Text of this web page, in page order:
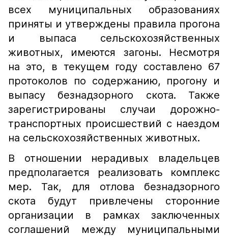
всех муниципальных образованиях
приняты и утверждены правила прогона
и выпаса сельскохозяйственных
животных, имеются загоны. Несмотря
на это, в текущем году составлено 67
протоколов по содержанию, прогону и
выпасу безнадзорного скота. Также
зарегистрированы случаи дорожно-
транспортных происшествий с наездом
на сельскохозяйственных животных.
В отношении нерадивых владельцев
предполагается реализовать комплекс
мер. Так, для отлова безнадзорного
скота будут привлечены сторонние
организации в рамках заключенных
соглашений между муниципальными